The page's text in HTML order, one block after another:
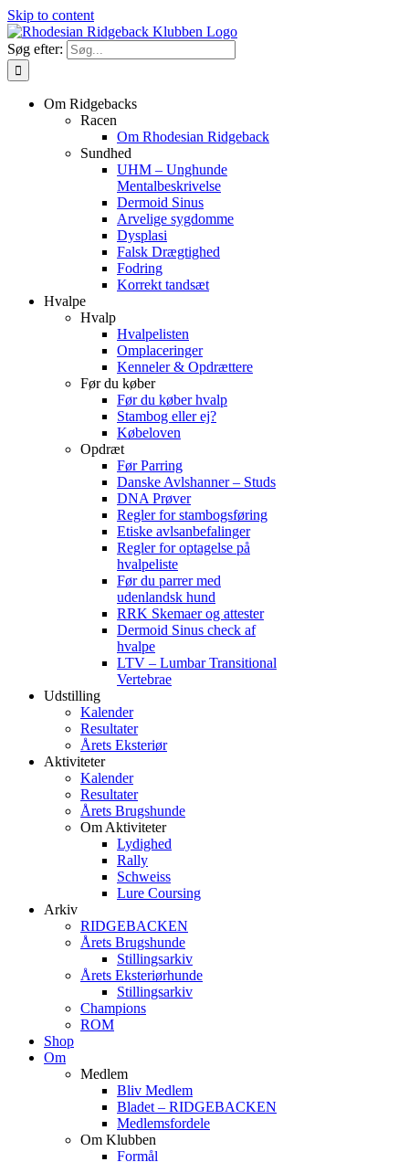
Skip to content
Søg efter:
Om Ridgebacks
Racen
Om Rhodesian Ridgeback
Sundhed
UHM – Unghunde
Mentalbeskrivelse
Dermoid Sinus
Arvelige sygdomme
Dysplasi
Falsk Drægtighed
Fodring
Korrekt tandsæt
Hvalpe
Hvalp
Hvalpelisten
Omplaceringer
Kenneler & Opdrættere
Før du køber
Før du køber hvalp
Stambog eller ej?
Købeloven
Opdræt
Før Parring
Danske Avlshanner – Studs
DNA Prøver
Regler for stambogsføring
Etiske avlsanbefalinger
Regler for optagelse på
hvalpeliste
Før du parrer med
udenlandsk hund
RRK Skemaer og attester
Dermoid Sinus check af
hvalpe
LTV – Lumbar Transitional
Vertebrae
Udstilling
Kalender
Resultater
Årets Eksteriør
Aktiviteter
Kalender
Resultater
Årets Brugshunde
Om Aktiviteter
Lydighed
Rally
Schweiss
Lure Coursing
Arkiv
RIDGEBACKEN
Årets Brugshunde
Stillingsarkiv
Årets Eksteriørhunde
Stillingsarkiv
Champions
ROM
Shop
Om
Medlem
Bliv Medlem
Bladet – RIDGEBACKEN
Medlemsfordele
Om Klubben
Formål